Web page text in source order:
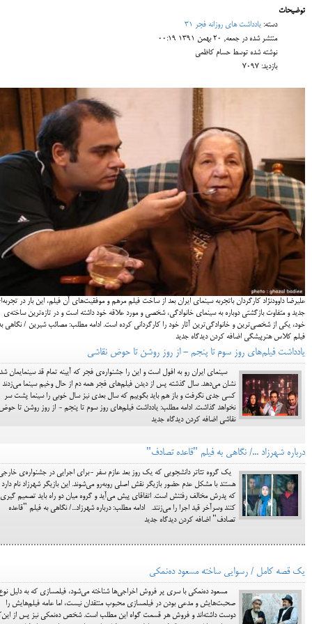
توضیحات
دسته: یادداشت های روزانه فجر 31
منتشر شده در جمعه, 20 بهمن 1391 00:19
نوشته شده توسط حسام کاظمی
بازدید: 7097
علیرضا داوودنژاد کارگردان باتجربه سینمای ایران بعد از ساخت فیلم مرهم و موفقیت‌های آن فیلم، این بار در
جدید و متفاوت بازگشتی دوباره به سینمای خانوادگی، شخصی و مورد علاقه خود داشته است و در تازه‌ترین ساخته‌ی
خود، یکی از شخصی‌ترین و خانوادگی‌ترین آثار خود را کارگردانی کرده است. ادامه مطلب: مصائب شیرین / نگاهی
فیلم کلاس هنرپیشگی اضافه کردن دیدگاه جدید
یادداشت فیلم‌های روز سوم تا پنجم - از روز روشن تا حوض نقاشی
سینمای ایران رو به افول است و این را جشنواره‌ی فجر که آیینه تمام قد سینمایمان
نشان می‌دهد. سال گذشته پس از دیدن فیلم‌های فجر همه دم از حال وخیم سینما می‌زدند
کسی جدی نگرفت و باز هم باید بگوییم که سال بعدی نیز سال خوبی را سینما پشت سر
نخواهد گذاشت. ادامه مطلب: یادداشت فیلم‌های روز سوم تا پنجم - از روز روشن تا
نقاشی اضافه کردن دیدگاه جدید
درباره شهرزاد .../ نگاهی به فیلم "قاعده تصادف"
یک گروه تئاتر دانشجویی که یک روز بعد عازم سفر -برای اجرایی در جشنواره‌ی
هستند با مشکل عدم حضور بازیگر نقش اصلی روبه‌رو می‌شوند. این بازیگر شهرزاد نام دارد
که پدرش مخالف رفتنش است. اتفاقای پیش می‌آید و گروه میان دو راه باید تصمیم گیری
کنند وسرآخر قید اجرا را می‌زنند. ادامه مطلب: درباره شهرزاد.../ نگاهی به فیلم "قاعده
تصادف" اضافه کردن دیدگاه جدید
یک قصه کامل / رسوایی ساخته مسعود ده‌نمکی
مسعود ده‌نمکی با سری پر فروش اخراجی‌ها شناخته می‌شود، فیلمسازی که به دلیل
صحبت‌هایش و مدعی بودن در فیلمسازی محبوب منتقدان نیست، اما عامه فیلم‌هایش را
دوست داشته‌اند و فروش هر قسمت گواه این مطلب است. شخص ده‌نمکی نیز پس از